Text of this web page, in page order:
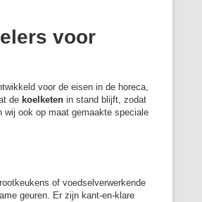
voor
voor de eisen in de horeca,
de koelketen in stand blijft, zodat
wij ook op maat gemaakte speciale
of voedselverwerkende
geuren. Er zijn kant-en-klare